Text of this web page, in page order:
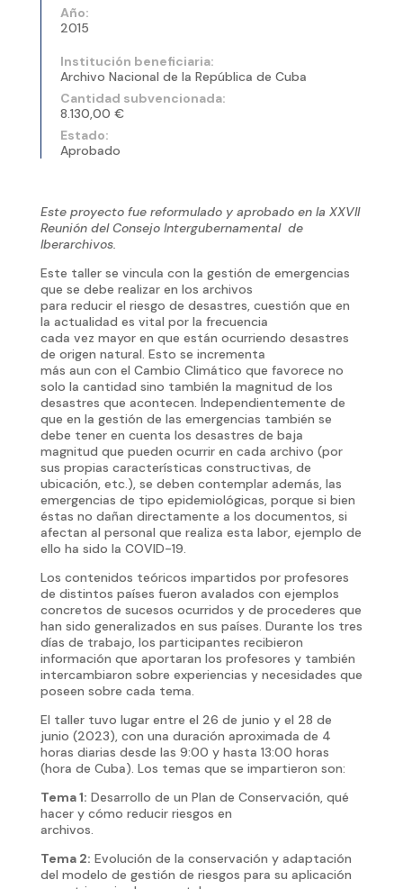
Año:
2015
Institución beneficiaria:
Archivo Nacional de la República de Cuba
Cantidad subvencionada:
8.130,00 €
Estado:
Aprobado
Este proyecto fue reformulado y aprobado en la XXVII
Reunión del Consejo Intergubernamental de
Iberarchivos.
Este taller se vincula con la gestión de emergencias
que se debe realizar en los archivos
para reducir el riesgo de desastres, cuestión que en
la actualidad es vital por la frecuencia
cada vez mayor en que están ocurriendo desastres
de origen natural. Esto se incrementa
más aun con el Cambio Climático que favorece no
solo la cantidad sino también la magnitud de los
desastres que acontecen. Independientemente de
que en la gestión de las emergencias también se
debe tener en cuenta los desastres de baja
magnitud que pueden ocurrir en cada archivo (por
sus propias características constructivas, de
ubicación, etc.), se deben contemplar además, las
emergencias de tipo epidemiológicas, porque si bien
éstas no dañan directamente a los documentos, si
afectan al personal que realiza esta labor, ejemplo de
ello ha sido la COVID-19.
Los contenidos teóricos impartidos por profesores
de distintos países fueron avalados con ejemplos
concretos de sucesos ocurridos y de procederes que
han sido generalizados en sus países. Durante los tres
días de trabajo, los participantes recibieron
información que aportaran los profesores y también
intercambiaron sobre experiencias y necesidades que
poseen sobre cada tema.
El taller tuvo lugar entre el 26 de junio y el 28 de
junio (2023), con una duración aproximada de 4
horas diarias desde las 9:00 y hasta 13:00 horas
(hora de Cuba). Los temas que se impartieron son:
Tema 1: Desarrollo de un Plan de Conservación, qué
hacer y cómo reducir riesgos en
archivos.
Tema 2: Evolución de la conservación y adaptación
del modelo de gestión de riesgos para su aplicación